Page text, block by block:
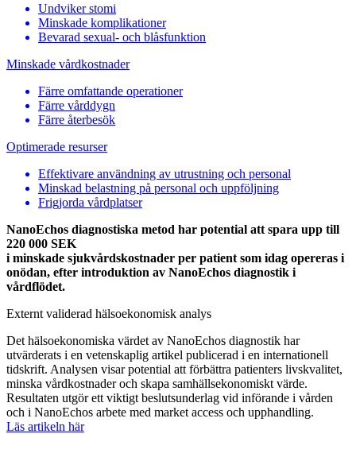
Undviker stomi
Minskade komplikationer
Bevarad sexual- och blåsfunktion
Minskade vårdkostnader
Färre omfattande operationer
Färre vårddygn
Färre återbesök
Optimerade resurser
Effektivare användning av utrustning och personal
Minskad belastning på personal och uppföljning
Frigjorda vårdplatser
NanoEchos diagnostiska metod har potential att spara upp till
220 000 SEK
i minskade sjukvårdskostnader per patient som idag opereras i
onödan, efter introduktion av NanoEchos diagnostik i
vårdflödet.
Externt validerad hälsoekonomisk analys
Det hälsoekonomiska värdet av NanoEchos diagnostik har
utvärderats i en vetenskaplig artikel publicerad i en internationell
tidskrift. Analysen visar potential att förbättra patienters livskvalitet,
minska vårdkostnader och skapa samhällsekonomiskt värde.
Resultaten utgör ett viktigt beslutsunderlag vid införande i vården
och i NanoEchos arbete med market access och upphandling.
Läs artikeln här